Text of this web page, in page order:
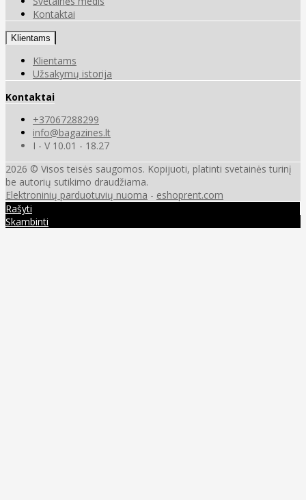
Kontaktai
Klientams
Klientams
Užsakymų istorija
Kontaktai
+37067288299
info@bagazines.lt
I - V 10.01 - 18.27
2026 © Visos teisės saugomos. Kopijuoti, platinti svetainės turinį
be autorių sutikimo draudžiama.
Elektroninių parduotuvių nuoma - eshoprent.com
Rašyti
Skambinti